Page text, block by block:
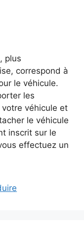
plus
correspond à
le véhicule.
les
véhicule et
le véhicule
inscrit sur le
effectuez un